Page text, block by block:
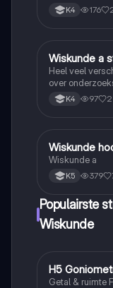
K4 176
Wiskunde A
Wiskunde a
Heel veel
over
K4 97 2
Wiskunde A
Wiskunde
Wiskunde a
K5 379
Populairste
Wiskunde
Wiskunde
H5
Getal & ruimte